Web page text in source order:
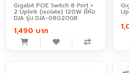
Gigabit POE Switch 8 Port +
2 Uplink (isolate) 120W ยี่ห้อ
DJA รุ่น DJA-08G20GB
1,490 บาท